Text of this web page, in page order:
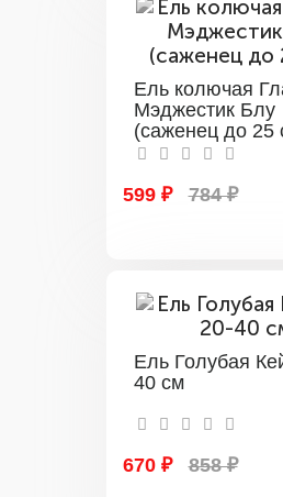
Ель колючая
Мэджестик Блу
(саженец до 25
599 ₽ 784 ₽
Ель Голубая
40 см
670 ₽ 858 ₽